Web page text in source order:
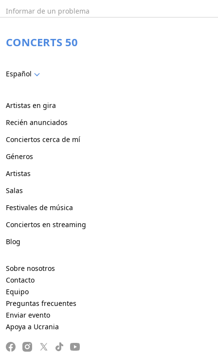
Informar de un problema
CONCERTS 50
Español
Artistas en gira
Recién anunciados
Conciertos cerca de mí
Géneros
Artistas
Salas
Festivales de música
Conciertos en streaming
Blog
Sobre nosotros
Contacto
Equipo
Preguntas frecuentes
Enviar evento
Apoya a Ucrania